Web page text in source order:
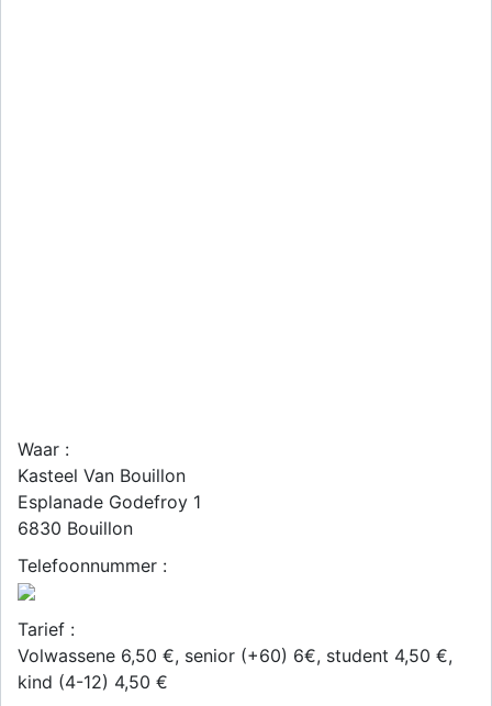
Waar :
Kasteel Van Bouillon
Esplanade Godefroy 1
6830 Bouillon
Telefoonnummer :
Tarief :
Volwassene 6,50 €, senior (+60) 6€, student 4,50 €,
kind (4-12) 4,50 €